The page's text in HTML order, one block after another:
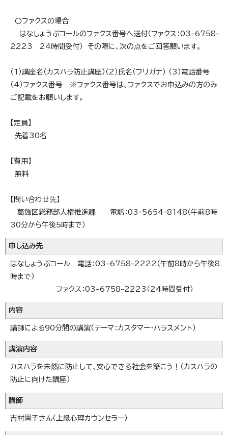
〇ファクスの場合
はなしょうぶコールのファクス番号へ送付（ファクス：03-6758-
2223 24時間受付） その際に、次の点をご回答願います。
（1）講座名（カスハラ防止講座）（2）氏名（フリガナ） （3）電話番号
（4）ファクス番号 ※ファクス番号は、ファクスでお申込みの方のみ
ご記載をお願いします。
【定員】
先着30名
【費用】
無料
【問い合わせ先】
葛飾区総務部人権推進課 電話：03‐5654‐8148（午前8時
30分から午後5時まで）
申し込み先
はなしょうぶコール 電話：03-6758-2222（午前8時から午後8
時まで）
ファクス：03-6758-2223（24時間受付）
内容
講師による90分間の講演（テーマ：カスタマー・ハラスメント）
講演内容
カスハラを未然に防止して、安心できる社会を築こう！（カスハラの
防止に向けた講座）
講師
吉村園子さん（上級心理カウンセラー）